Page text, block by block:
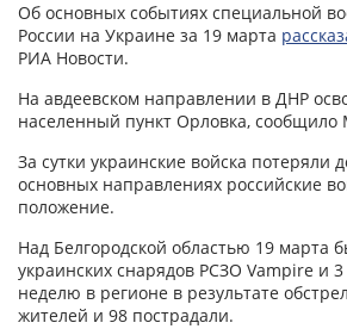
Об основных событиях специальной
России на Украине за 19 марта
РИА Новости.
На авдеевском направлении в ДНР
населенный пункт Орловка,
За сутки украинские войска потеряли
основных направлениях российские
положение.
Над Белгородской областью 19 марта
украинских снарядов РСЗО Vampire и
неделю в регионе в результате
жителей и 98 пострадали.